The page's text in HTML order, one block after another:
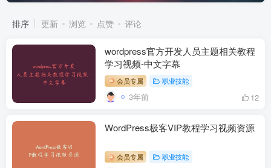
排序 更新 浏览 点赞 评论
wordpress官方开发人员主题相关教程
学习视频-中文字幕
会员专属 职业技能
3年前 12
WordPress极客VIP教程学习视频资源
会员专属 职业技能